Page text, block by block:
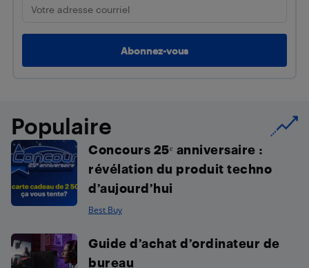
Populaire
Concours 25ᵉ anniversaire :
révélation du produit techno
d’aujourd’hui
Best Buy
Guide d’achat d’ordinateur de
bureau